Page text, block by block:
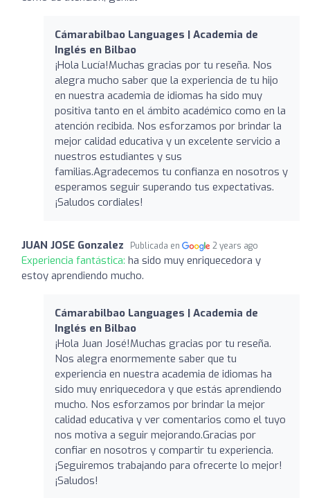
Cámarabilbao Languages | Academia de
Inglés en Bilbao
¡Hola Lucía!Muchas gracias por tu reseña. Nos
alegra mucho saber que la experiencia de tu hijo
en nuestra academia de idiomas ha sido muy
positiva tanto en el ámbito académico como en la
atención recibida. Nos esforzamos por brindar la
mejor calidad educativa y un excelente servicio a
nuestros estudiantes y sus
familias.Agradecemos tu confianza en nosotros y
esperamos seguir superando tus expectativas.
¡Saludos cordiales!
JUAN JOSE Gonzalez Publicada en 2 years ago
Experiencia fantástica: ha sido muy enriquecedora y
estoy aprendiendo mucho.
Cámarabilbao Languages | Academia de
Inglés en Bilbao
¡Hola Juan José!Muchas gracias por tu reseña.
Nos alegra enormemente saber que tu
experiencia en nuestra academia de idiomas ha
sido muy enriquecedora y que estás aprendiendo
mucho. Nos esforzamos por brindar la mejor
calidad educativa y ver comentarios como el tuyo
nos motiva a seguir mejorando.Gracias por
confiar en nosotros y compartir tu experiencia.
¡Seguiremos trabajando para ofrecerte lo mejor!
¡Saludos!